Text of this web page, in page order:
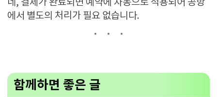
네, 결제가 완료되면 예약에 자동으로 적용되어 공항
에서 별도의 처리가 필요 없습니다.
함께하면 좋은 글